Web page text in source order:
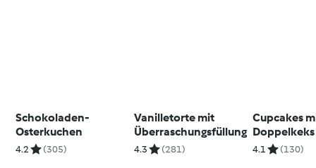
Schokoladen-
Osterkuchen
4.2 (305)
Vanilletorte mit
Überraschungsfüllung
4.3 (281)
Cupcakes
Doppelkeks
4.1 (130)